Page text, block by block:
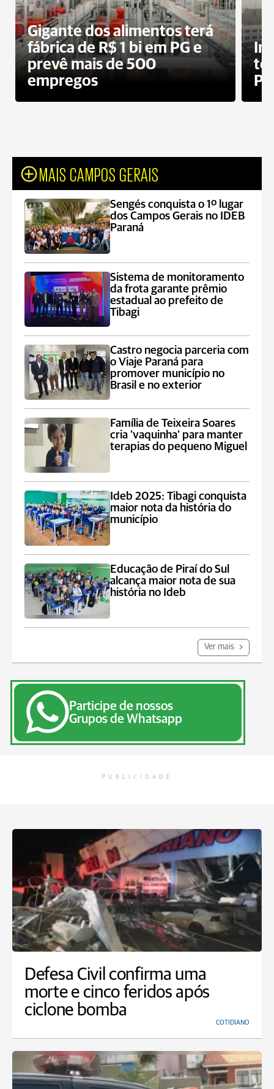
Gigante dos alimentos terá
fábrica de R$ 1 bi em PG e
prevê mais de 500
empregos
MAIS CAMPOS GERAIS
Sengés conquista o 1º lugar
dos Campos Gerais no IDEB
Paraná
Sistema de monitoramento
da frota garante prêmio
estadual ao prefeito de
Tibagi
Castro negocia parceria com
o Viaje Paraná para
promover município no
Brasil e no exterior
Família de Teixeira Soares
cria 'vaquinha' para manter
terapias do pequeno Miguel
Ideb 2025: Tibagi conquista
maior nota da história do
município
Educação de Piraí do Sul
alcança maior nota de sua
história no Ideb
Ver mais
Participe de nossos
Grupos de Whatsapp
PUBLICIDADE
Defesa Civil confirma uma
morte e cinco feridos após
ciclone bomba
COTIDIANO